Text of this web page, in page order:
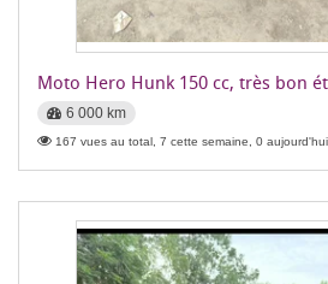
Moto Hero Hunk 150 cc, très bon
6 000 km
167 vues au total, 7 cette semaine, 0 aujourd'hui